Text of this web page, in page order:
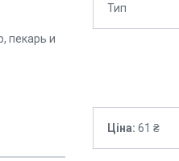
Тип
Ціна: 61 ₴
пекарь и